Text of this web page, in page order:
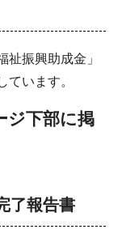
祉振興助成金」
います。
ジ下部に掲
了報告書